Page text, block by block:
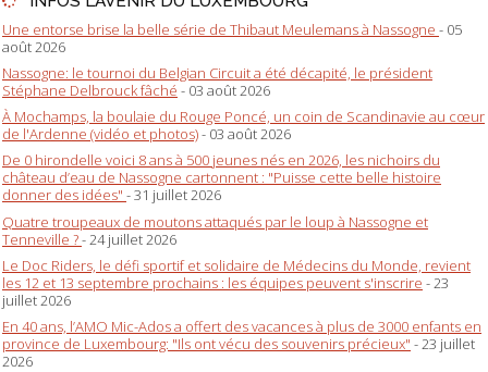
Une entorse brise la belle série de Thibaut Meulemans à Nassogne - 05
août 2026
Nassogne: le tournoi du Belgian Circuit a été décapité, le président
Stéphane Delbrouck fâché - 03 août 2026
À Mochamps, la boulaie du Rouge Poncé, un coin de Scandinavie au cœur
de l'Ardenne (vidéo et photos)- 03 août 2026
De 0 hirondelle voici 8 ans à 500 jeunes nés en 2026, les nichoirs du
château d’eau de Nassogne cartonnent : "Puisse cette belle histoire
donner des idées" - 31 juillet 2026
Quatre troupeaux de moutons attaqués par le loup à Nassogne et
Tenneville ?- 24 juillet 2026
Le Doc Riders, le défi sportif et solidaire de Médecins du Monde, revient
les 12 et 13 septembre prochains : les équipes peuvent s'inscrire - 23
juillet 2026
En 40 ans, l’AMO Mic-Ados a offert des vacances à plus de 3000 enfants en
province de Luxembourg: "Ils ont vécu des souvenirs précieux" - 23 juillet
2026